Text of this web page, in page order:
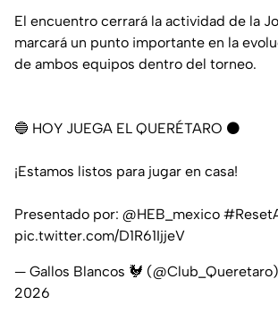
El encuentro cerrará la actividad de la
marcará un punto importante en la
de ambos equipos dentro del torneo.
🔵 HOY JUEGA EL QUERÉTARO ⚫️
¡Estamos listos para jugar en casa!
Presentado por: @HEB_mexico
pic.twitter.com/D1R61IjjeV
— Gallos Blancos 🐓 (@Club_Queretaro)
2026